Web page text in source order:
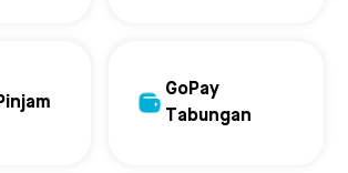
GoPay
Tabungan